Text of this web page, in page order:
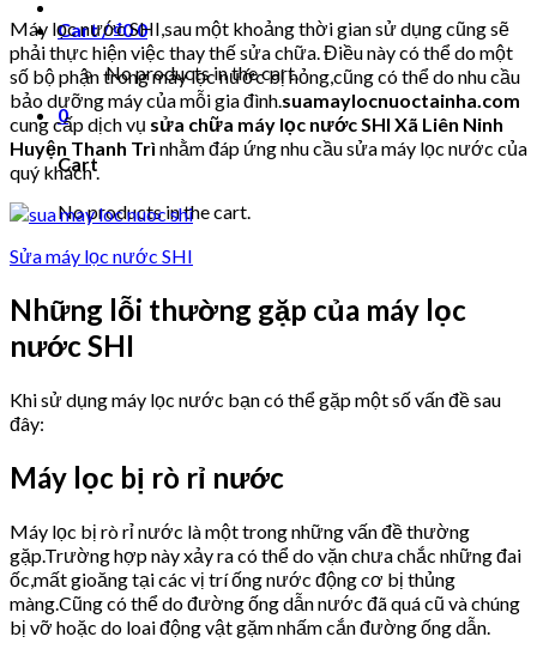
Cart /₫00
No products in the cart.
0
Cart
No products in the cart.
Máy lọc nước SHI,sau một khoảng thời gian sử dụng cũng sẽ
phải thực hiện việc thay thế sửa chữa. Điều này có thể do một
số bộ phận trong máy lọc nước bị hỏng,cũng có thể do nhu cầu
bảo dưỡng máy của mỗi gia đình.suamaylocnuoctainha.com
cung cấp dịch vụ sửa chữa máy lọc nước SHI Xã Liên Ninh
Huyện Thanh Trì nhằm đáp ứng nhu cầu sửa máy lọc nước của
quý khách .
Sửa máy lọc nước SHI
Những lỗi thường gặp của máy lọc
nước SHI
Khi sử dụng máy lọc nước bạn có thể gặp một số vấn đề sau
đây:
Máy lọc bị rò rỉ nước
Máy lọc bị rò rỉ nước là một trong những vấn đề thường
gặp.Trường hợp này xảy ra có thể do vặn chưa chắc những đai
ốc,mất gioăng tại các vị trí ống nước động cơ bị thủng
màng.Cũng có thể do đường ống dẫn nước đã quá cũ và chúng
bị vỡ hoặc do loai động vật gặm nhấm cắn đường ống dẫn.